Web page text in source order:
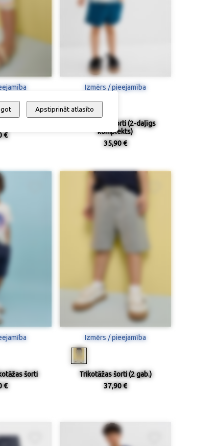
€
Izmērs / pieejamība
T krekliņš + šorti (2-daļīgs
komplekts)
35,90 €
šorti
€
Izmērs / pieejamība
Trikotāžas šorti (2 gab.)
37,90 €
Apstiprināt atlasīto